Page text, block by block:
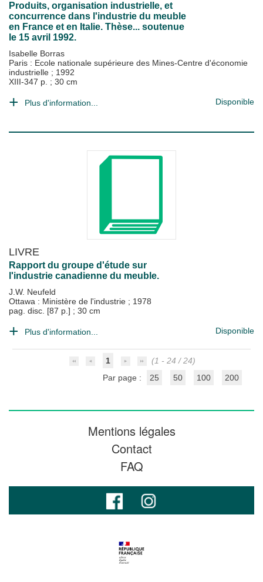
Produits, organisation industrielle, et
concurrence dans l'industrie du meuble
en France et en Italie. Thèse... soutenue
le 15 avril 1992.
Isabelle Borras
Paris : Ecole nationale supérieure des Mines-Centre d'économie
industrielle ; 1992
XIII-347 p. ; 30 cm
Plus d'information... Disponible
LIVRE
Rapport du groupe d'étude sur
l'industrie canadienne du meuble.
J.W. Neufeld
Ottawa : Ministère de l'industrie ; 1978
pag. disc. [87 p.] ; 30 cm
Plus d'information... Disponible
1
(1 - 24 / 24)
Par page :
25 50 100 200
Mentions légales
Contact
FAQ